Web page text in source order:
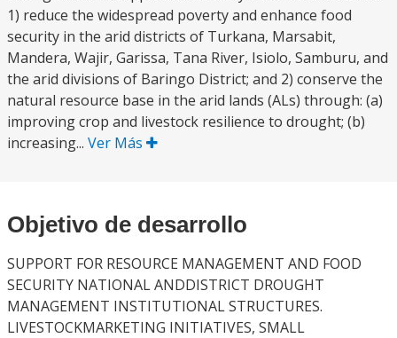
1) reduce the widespread poverty and enhance food
security in the arid districts of Turkana, Marsabit,
Mandera, Wajir, Garissa, Tana River, Isiolo, Samburu, and
the arid divisions of Baringo District; and 2) conserve the
natural resource base in the arid lands (ALs) through: (a)
improving crop and livestock resilience to drought; (b)
increasing... Ver Más
Objetivo de desarrollo
SUPPORT FOR RESOURCE MANAGEMENT AND FOOD
SECURITY NATIONAL ANDDISTRICT DROUGHT
MANAGEMENT INSTITUTIONAL STRUCTURES.
LIVESTOCKMARKETING INITIATIVES, SMALL